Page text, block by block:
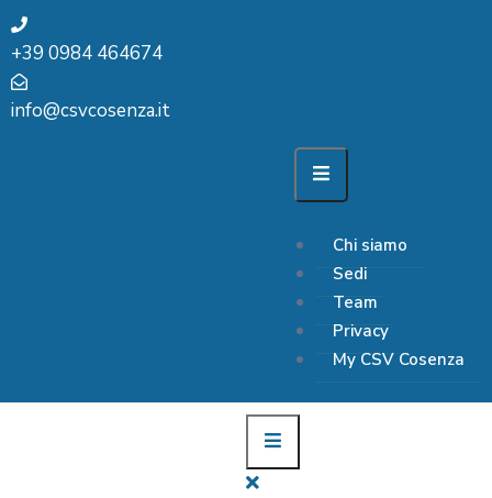
+39 0984 464674
info@csvcosenza.it
Chi siamo
Sedi
Team
Privacy
My CSV Cosenza